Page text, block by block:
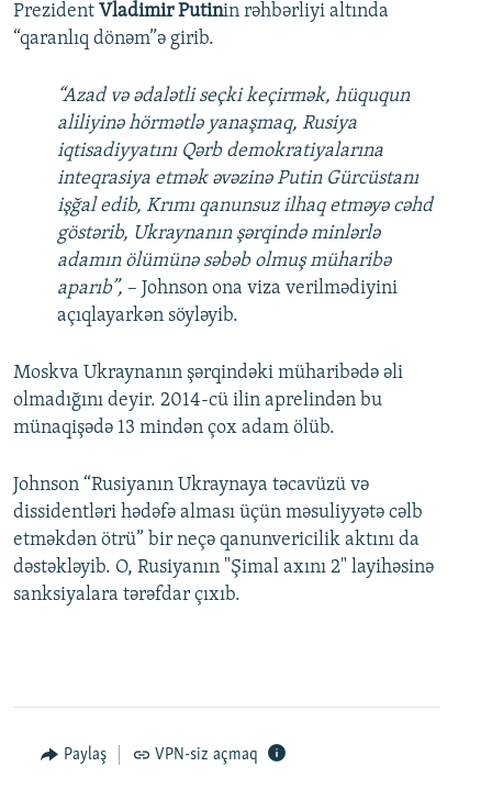
Prezident Vladimir Putinin rəhbərliyi altında
“qaranlıq dönəm”ə girib.
“Azad və ədalətli seçki keçirmək, hüququn
aliliyinə hörmətlə yanaşmaq, Rusiya
iqtisadiyyatını Qərb demokratiyalarına
inteqrasiya etmək əvəzinə Putin Gürcüstanı
işğal edib, Krımı qanunsuz ilhaq etməyə cəhd
göstərib, Ukraynanın şərqində minlərlə
adamın ölümünə səbəb olmuş müharibə
aparıb”, – Johnson ona viza verilmədiyini
açıqlayarkən söyləyib.
Moskva Ukraynanın şərqindəki müharibədə əli
olmadığını deyir. 2014-cü ilin aprelindən bu
münaqişədə 13 mindən çox adam ölüb.
Johnson “Rusiyanın Ukraynaya təcavüzü və
dissidentləri hədəfə alması üçün məsuliyyətə cəlb
etməkdən ötrü” bir neçə qanunvericilik aktını da
dəstəkləyib. O, Rusiyanın "Şimal axını 2" layihəsinə
sanksiyalara tərəfdar çıxıb.
Paylaş VPN-siz açmaq